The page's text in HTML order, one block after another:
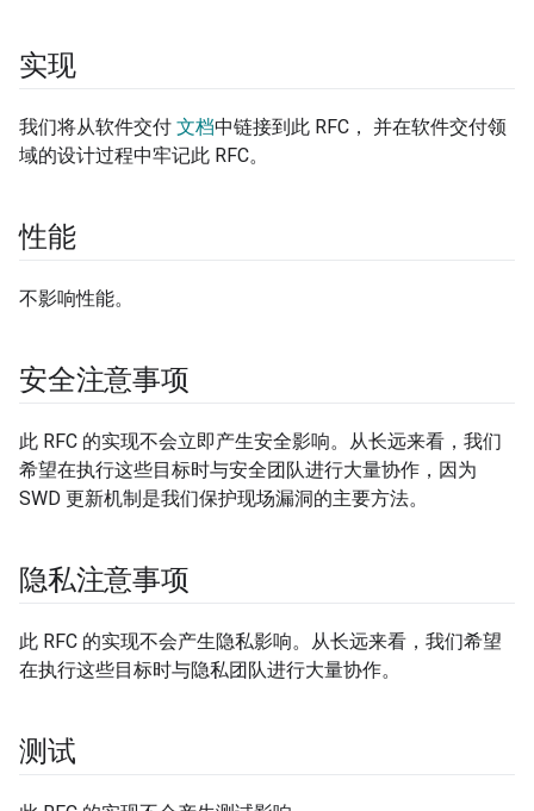
实现
我们将从软件交付 文档中链接到此 RFC， 并在软件交付领
域的设计过程中牢记此 RFC。
性能
不影响性能。
安全注意事项
此 RFC 的实现不会立即产生安全影响。从长远来看，我们
希望在执行这些目标时与安全团队进行大量协作，因为
SWD 更新机制是我们保护现场漏洞的主要方法。
隐私注意事项
此 RFC 的实现不会产生隐私影响。从长远来看，我们希望
在执行这些目标时与隐私团队进行大量协作。
测试